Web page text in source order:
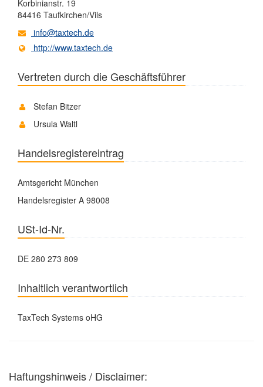
Korbinianstr. 19
84416 Taufkirchen/Vils
info@taxtech.de
http://www.taxtech.de
Vertreten durch die Geschäftsführer
Stefan Bitzer
Ursula Waltl
Handelsregistereintrag
Amtsgericht München
Handelsregister A 98008
USt-Id-Nr.
DE 280 273 809
Inhaltlich verantwortlich
TaxTech Systems oHG
Haftungshinweis / Disclaimer: